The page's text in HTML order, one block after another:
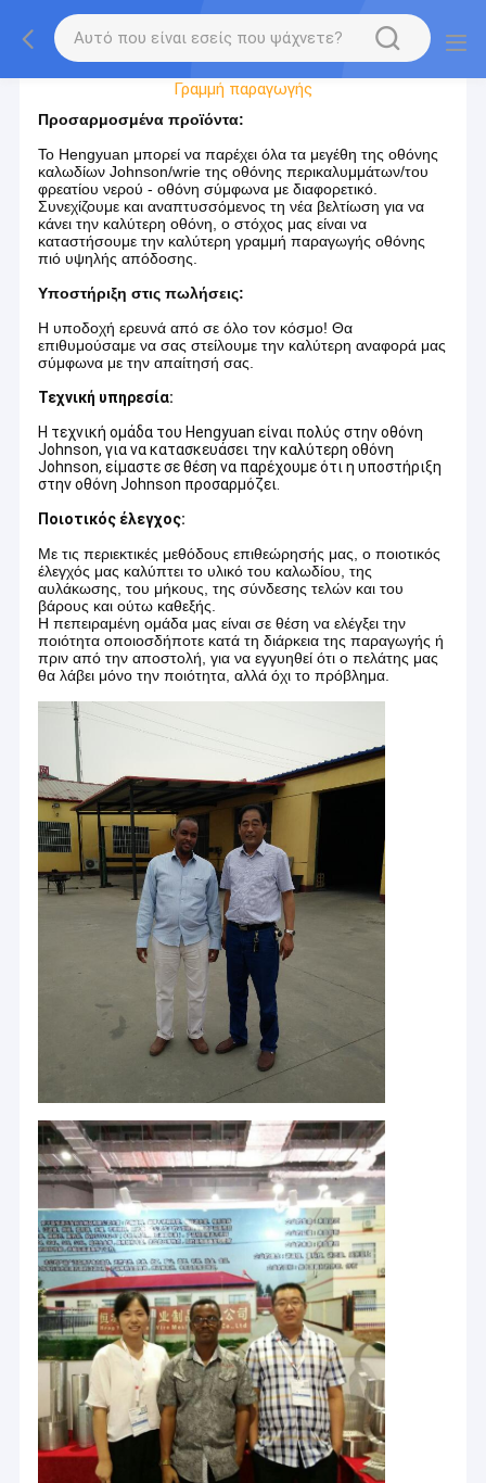
Γύρος Εργοστασίων
Γραμμή παραγωγής
Προσαρμοσμένα προϊόντα:
Το Hengyuan μπορεί να παρέχει όλα τα μεγέθη της οθόνης
καλωδίων Johnson/wrie της οθόνης περικαλυμμάτων/του
φρεατίου νερού - οθόνη σύμφωνα με διαφορετικό.
Συνεχίζουμε και αναπτυσσόμενος τη νέα βελτίωση για να
κάνει την καλύτερη οθόνη, ο στόχος μας είναι να
καταστήσουμε την καλύτερη γραμμή παραγωγής οθόνης
πιό υψηλής απόδοσης.
Υποστήριξη στις πωλήσεις:
Η υποδοχή ερευνά από σε όλο τον κόσμο! Θα
επιθυμούσαμε να σας στείλουμε την καλύτερη αναφορά μας
σύμφωνα με την απαίτησή σας.
Τεχνική υπηρεσία:
Η τεχνική ομάδα του Hengyuan είναι πολύς στην οθόνη
Johnson, για να κατασκευάσει την καλύτερη οθόνη
Johnson, είμαστε σε θέση να παρέχουμε ότι η υποστήριξη
στην οθόνη Johnson προσαρμόζει.
Ποιοτικός έλεγχος:
Με τις περιεκτικές μεθόδους επιθεώρησής μας, ο ποιοτικός
έλεγχός μας καλύπτει το υλικό του καλωδίου, της
αυλάκωσης, του μήκους, της σύνδεσης τελών και του
βάρους και ούτω καθεξής.
Η πεπειραμένη ομάδα μας είναι σε θέση να ελέγξει την
ποιότητα οποιοσδήποτε κατά τη διάρκεια της παραγωγής ή
πριν από την αποστολή, για να εγγυηθεί ότι ο πελάτης μας
θα λάβει μόνο την ποιότητα, αλλά όχι το πρόβλημα.